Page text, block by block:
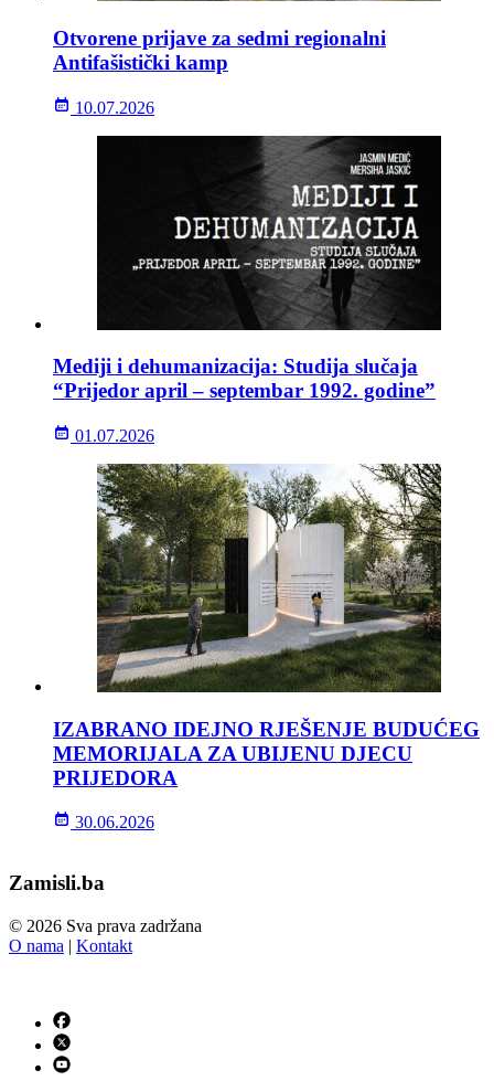
Otvorene prijave za sedmi regionalni
Antifašistički kamp
10.07.2026
Mediji i dehumanizacija: Studija slučaja
“Prijedor april – septembar 1992. godine”
01.07.2026
IZABRANO IDEJNO RJEŠENJE BUDUĆEG
MEMORIJALA ZA UBIJENU DJECU
PRIJEDORA
30.06.2026
Zamisli.ba
© 2026 Sva prava zadržana
O nama | Kontakt